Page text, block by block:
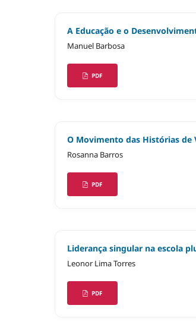
A Educação e o
Manuel Barbosa
PDF
O Movimento das Histórias de
Rosanna Barros
PDF
Liderança singular na escola
Leonor Lima Torres
PDF